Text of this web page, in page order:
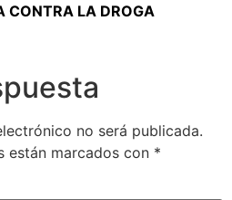
CONTRA LA DROGA
no será publicada.
están marcados con *